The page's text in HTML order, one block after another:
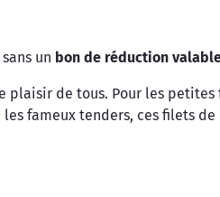
un bon de réduction valable
plaisir de tous. Pour les petites
fameux tenders, ces filets